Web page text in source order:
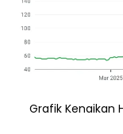
Grafik Kenaikan